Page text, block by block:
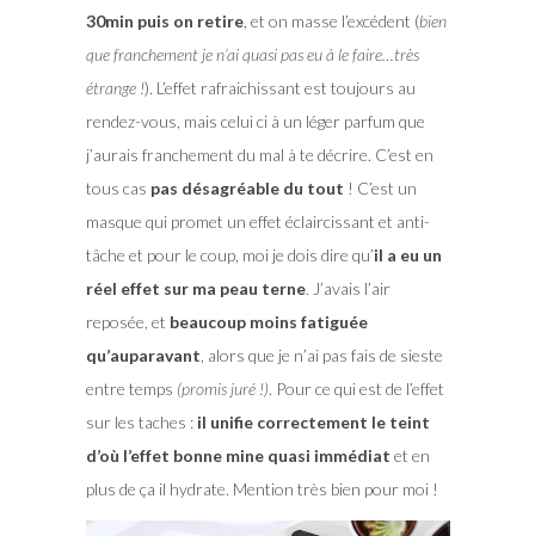
30min puis on retire, et on masse l’excédent (bien
que franchement je n’ai quasi pas eu à le faire…très
étrange !). L’effet rafraichissant est toujours au
rendez-vous, mais celui ci à un léger parfum que
j’aurais franchement du mal à te décrire. C’est en
tous cas pas désagréable du tout ! C’est un
masque qui promet un effet éclaircissant et anti-
tâche et pour le coup, moi je dois dire qu’il a eu un
réel effet sur ma peau terne. J’avais l’air
reposée, et beaucoup moins fatiguée
qu’auparavant, alors que je n’ai pas fais de sieste
entre temps (promis juré !). Pour ce qui est de l’effet
sur les taches : il unifie correctement le teint
d’où l’effet bonne mine quasi immédiat et en
plus de ça il hydrate. Mention très bien pour moi !